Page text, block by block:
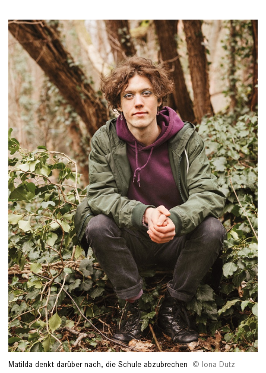
Matilda denkt darüber nach, die Schule abzubrechen Iona Dutz